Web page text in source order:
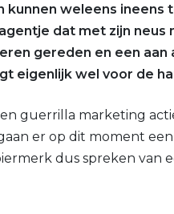
kunnen weleens
dat met zijn neus
gereden en een
eigenlijk wel voor de
guerrilla marketing
er op dit moment
dus spreken van